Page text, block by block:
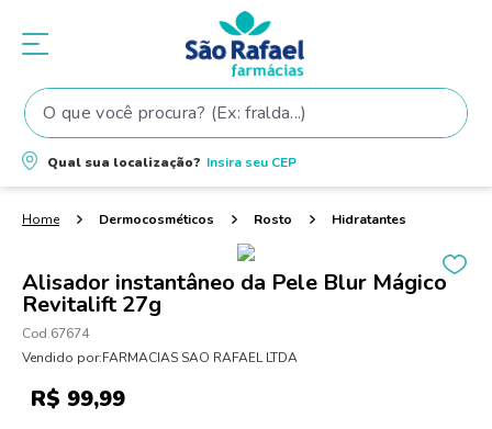
O que você procura? (Ex: fralda...)
Qual sua localização? Insira seu CEP
Dermocosméticos Rosto Hidratantes
Alisador instantâneo da Pele Blur Mágico
Revitalift 27g
67674
Vendido por:FARMACIAS SAO RAFAEL LTDA
R$ 99,99
Termos mais buscados
1º fralda
shampoo
4º teste gravidez
5º oleo
6º tintura cabelo
7º elseve